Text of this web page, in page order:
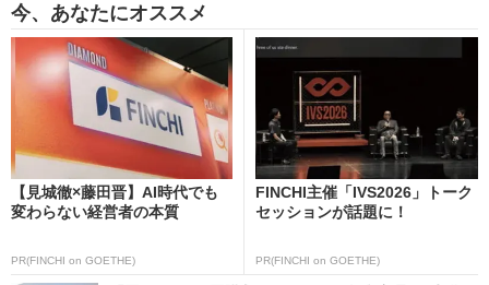
今、あなたにオススメ
【見城徹×藤田晋】AI時代でも
変わらない経営者の本質
PR(FINCHI on GOETHE)
FINCHI主催「IVS2026」トーク
セッションが話題に！
PR(FINCHI on GOETHE)